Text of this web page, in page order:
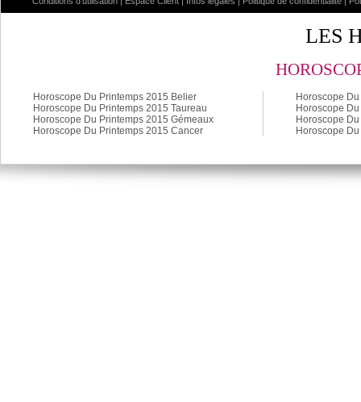
LES
Horoscope Du Printemps 2015 Belier
Horoscope Du Printemps 2015 Taureau
Horoscope Du Printemps 2015 Gémeaux
Horoscope Du Printemps 2015 Cancer
Horoscope
Horoscope
Horoscope
Horoscope